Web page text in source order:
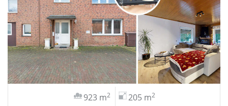
923 m2 205 m2